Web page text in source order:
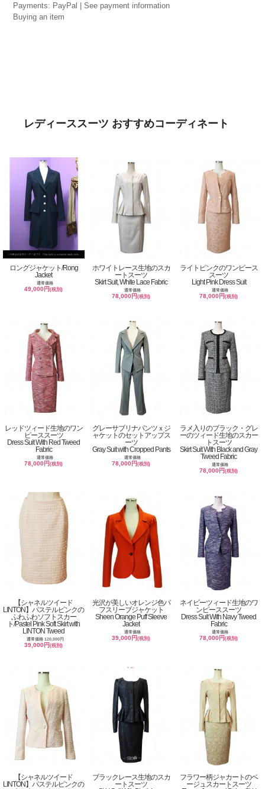
Payments: PayPal | See payment information
Buying an item
レディーススーツ おすすめコーディネート
ロングジャケット/Rong
Jacket
通常価格
49,000円(税別)
ホワイトレース生地のスカ
ートスーツ
Skirt Suit, White Lace Fabric
通常価格
78,000円(税別)
ライトピンクのワンピース
スーツ
Light Pink Dress Suit
通常価格
78,000円(税別)
レッドツィード生地のワン
ピーススーツ
Dress Suit With Red Tweed
Fabric
通常価格
78,000円(税別)
グレーサブリナパンツｘジ
ャケットのセットアップス
ーツ
Gray Suit with Cropped Pants
通常価格
78,000円(税別)
ラメ入りのブラック・グレ
ーのツィード生地のスカー
トスーツ
Skirt Suit With Black and Gray
Tweed Fabric
通常価格
78,000円(税別)
【シャネルツイード
LINTON】パステルピンクの
ふわふわソフトスカー
ト/Pastel Pink Soft Skirt with
LINTON Tweed
通常価格 120,000円
39,000円(税別)
光沢が美しいオレンジ色パ
フスリーブジャケット
Sheen Orange Puff Sleeve
Jacket
通常価格
39,000円(税別)
ネイビーツィード生地のワ
ンピーススーツ
Dress Suit With Navy Tweed
Fabric
通常価格
78,000円(税別)
【シャネルツイード
LINTON】パステルピンクの
ブラックレース生地のスカ
ートスーツ
フラワー柄ジャカートのベ
ージュスカートスーツ